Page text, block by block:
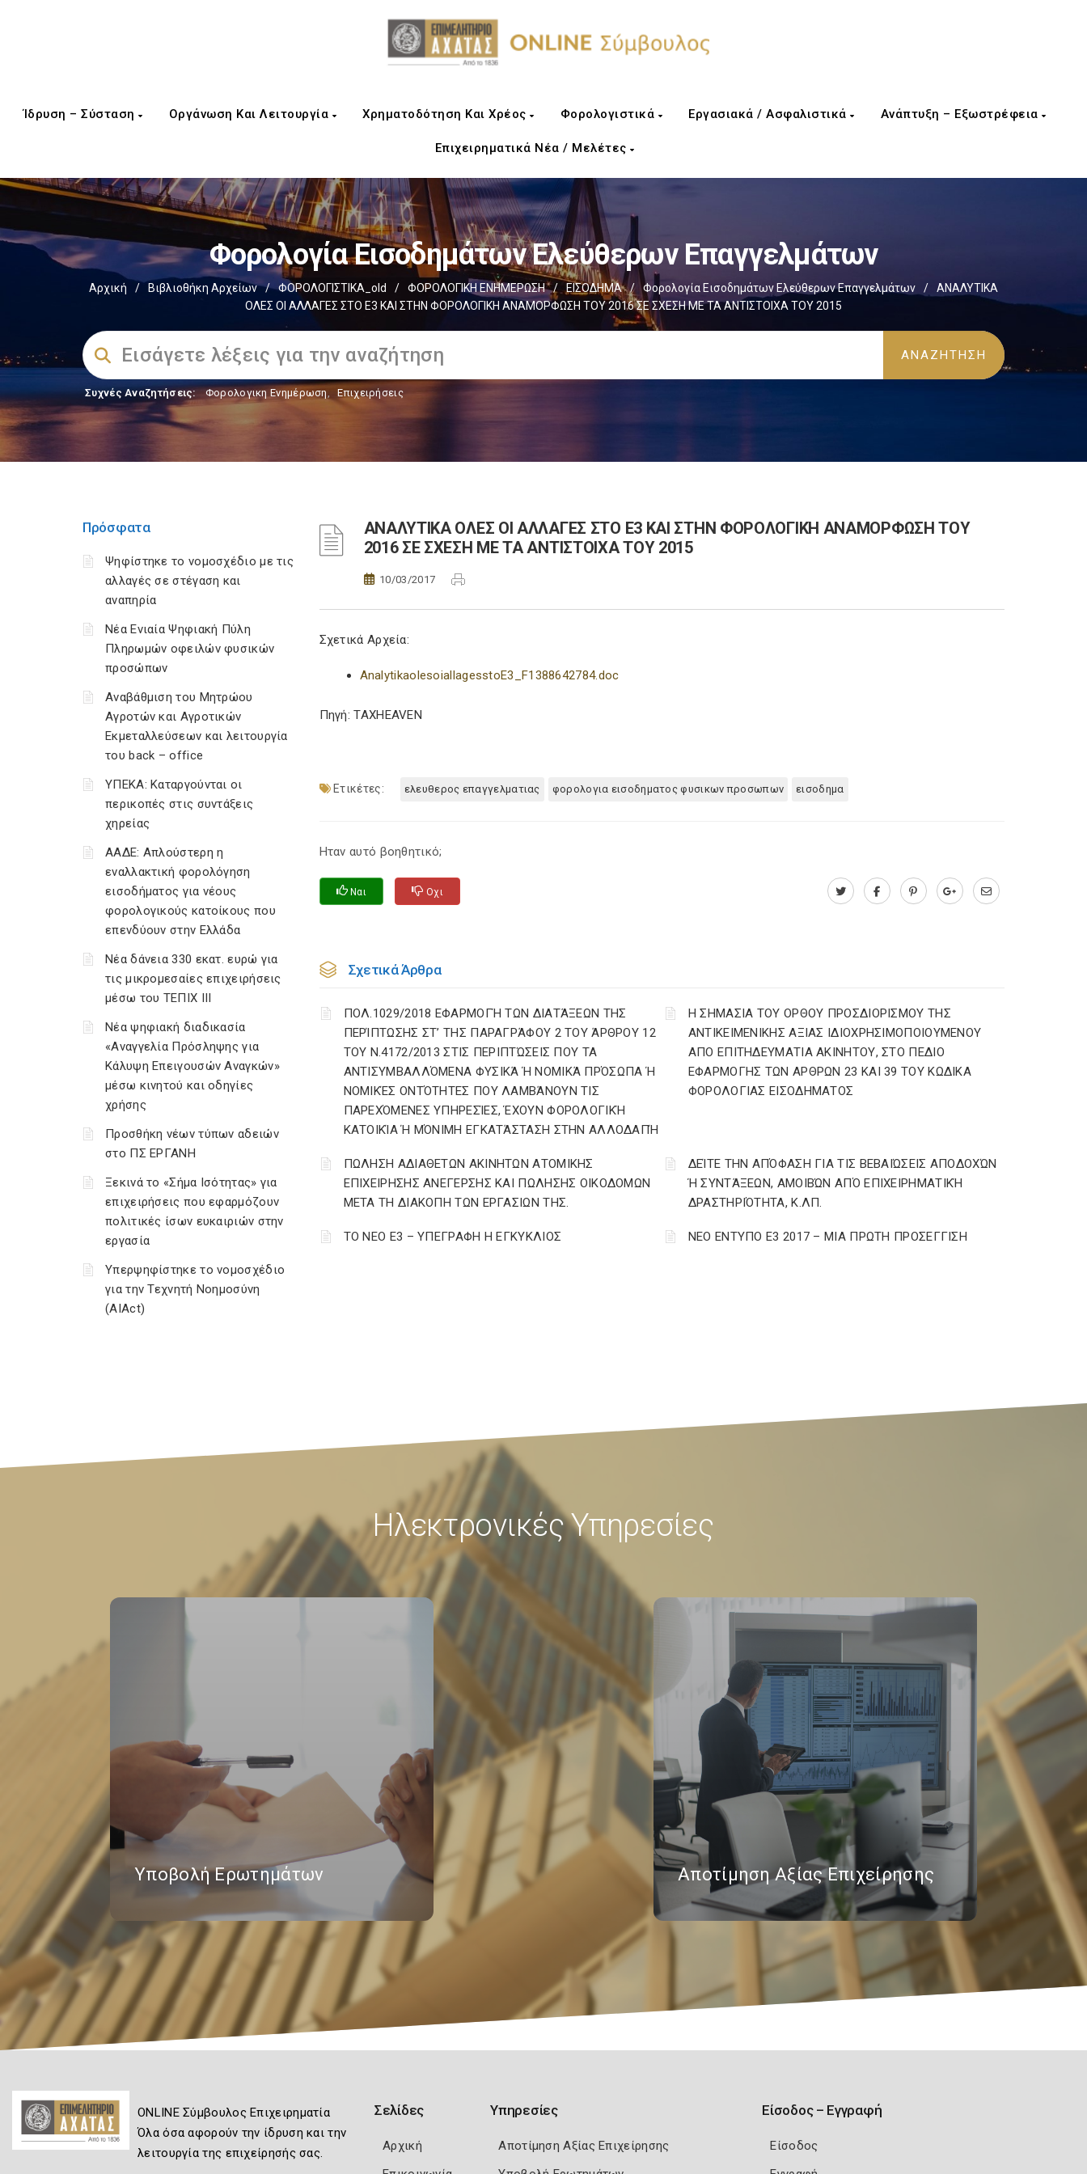
Ίδρυση – Σύσταση Οργάνωση Και Λειτουργία Χρηματοδότηση Και Χρέος Φορολογιστικά Εργασιακά / Ασφαλιστικά Ανάπτυξη – Εξωστρέφεια
Επιχειρηματικά Νέα / Μελέτες
Φορολογία Εισοδημάτων Ελεύθερων Επαγγελμάτων
Αρχική / Βιβλιοθήκη Αρχείων / ΦΟΡΟΛΟΓΙΣΤΙΚΑ_old / ΦΟΡΟΛΟΓΙΚΗ ΕΝΗΜΕΡΩΣΗ / ΕΙΣΟΔΗΜΑ / Φορολογία Εισοδημάτων Ελεύθερων Επαγγελμάτων /
ΑΝΑΛΥΤΙΚΑ
ΟΛΕΣ ΟΙ ΑΛΛΑΓΕΣ ΣΤΟ Ε3 ΚΑΙ ΣΤΗΝ ΦΟΡΟΛΟΓΙΚΗ ΑΝΑΜΟΡΦΩΣΗ ΤΟΥ 2016 ΣΕ ΣΧΕΣΗ ΜΕ ΤΑ ΑΝΤΙΣΤΟΙΧΑ ΤΟΥ 2015
Συχνές Αναζητήσεις: Φορολογικη Ενημέρωση, Επιχειρήσεις
Πρόσφατα
Ψηφίστηκε το νομοσχέδιο με τις
αλλαγές σε στέγαση και
αναπηρία
Νέα Ενιαία Ψηφιακή Πύλη
Πληρωμών οφειλών φυσικών
προσώπων
Αναβάθμιση του Μητρώου
Αγροτών και Αγροτικών
Εκμεταλλεύσεων και λειτουργία
του back – office
ΥΠΕΚΑ: Καταργούνται οι
περικοπές στις συντάξεις
χηρείας
ΑΑΔΕ: Απλούστερη η
εναλλακτική φορολόγηση
εισοδήματος για νέους
φορολογικούς κατοίκους που
επενδύουν στην Ελλάδα
Νέα δάνεια 330 εκατ. ευρώ για
τις μικρομεσαίες επιχειρήσεις
μέσω του ΤΕΠΙΧ ΙΙΙ
Νέα ψηφιακή διαδικασία
«Αναγγελία Πρόσληψης για
Κάλυψη Επειγουσών Αναγκών»
μέσω κινητού και οδηγίες
χρήσης
Προσθήκη νέων τύπων αδειών
στο ΠΣ ΕΡΓΑΝΗ
Ξεκινά το «Σήμα Ισότητας» για
επιχειρήσεις που εφαρμόζουν
πολιτικές ίσων ευκαιριών στην
εργασία
Υπερψηφίστηκε το νομοσχέδιο
για την Τεχνητή Νοημοσύνη
(AIAct)
ΑΝΑΛΥΤΙΚΑ ΟΛΕΣ ΟΙ ΑΛΛΑΓΕΣ ΣΤΟ Ε3 ΚΑΙ ΣΤΗΝ ΦΟΡΟΛΟΓΙΚΗ ΑΝΑΜΟΡΦΩΣΗ ΤΟΥ
2016 ΣΕ ΣΧΕΣΗ ΜΕ ΤΑ ΑΝΤΙΣΤΟΙΧΑ ΤΟΥ 2015
10/03/2017
Σχετικά Αρχεία:
AnalytikaolesoiallagesstoE3_F1388642784.doc
Πηγή: TAXHEAVEN
Ετικέτες: ελευθερος επαγγελματιας φορολογια εισοδηματος φυσικων προσωπων εισοδημα
Ηταν αυτό βοηθητικό;
Ναι Οχι
Σχετικά Άρθρα
ΠΟΛ.1029/2018 ΕΦΑΡΜΟΓΉ ΤΩΝ ΔΙΑΤΆΞΕΩΝ ΤΗΣ
ΠΕΡΊΠΤΩΣΗΣ ΣΤ’ ΤΗΣ ΠΑΡΑΓΡΆΦΟΥ 2 ΤΟΥ ΆΡΘΡΟΥ 12
ΤΟΥ Ν.4172/2013 ΣΤΙΣ ΠΕΡΙΠΤΏΣΕΙΣ ΠΟΥ ΤΑ
ΑΝΤΙΣΥΜΒΑΛΛΌΜΕΝΑ ΦΥΣΙΚΆ Ή ΝΟΜΙΚΆ ΠΡΌΣΩΠΑ Ή
ΝΟΜΙΚΈΣ ΟΝΤΌΤΗΤΕΣ ΠΟΥ ΛΑΜΒΆΝΟΥΝ ΤΙΣ
ΠΑΡΕΧΌΜΕΝΕΣ ΥΠΗΡΕΣΊΕΣ, ΈΧΟΥΝ ΦΟΡΟΛΟΓΙΚΉ
ΚΑΤΟΙΚΊΑ Ή ΜΌΝΙΜΗ ΕΓΚΑΤΆΣΤΑΣΗ ΣΤΗΝ ΑΛΛΟΔΑΠΉ
Η ΣΗΜΑΣΙΑ ΤΟΥ ΟΡΘΟΥ ΠΡΟΣΔΙΟΡΙΣΜΟΥ ΤΗΣ
ΑΝΤΙΚΕΙΜΕΝΙΚΗΣ ΑΞΙΑΣ ΙΔΙΟΧΡΗΣΙΜΟΠΟΙΟΥΜΕΝΟΥ
ΑΠΟ ΕΠΙΤΗΔΕΥΜΑΤΙΑ ΑΚΙΝΗΤΟΥ, ΣΤΟ ΠΕΔΙΟ
ΕΦΑΡΜΟΓΗΣ ΤΩΝ ΑΡΘΡΩΝ 23 ΚΑΙ 39 ΤΟΥ ΚΩΔΙΚΑ
ΦΟΡΟΛΟΓΙΑΣ ΕΙΣΟΔΗΜΑΤΟΣ
ΠΩΛΗΣΗ ΑΔΙΑΘΕΤΩΝ ΑΚΙΝΗΤΩΝ ΑΤΟΜΙΚΗΣ
ΕΠΙΧΕΙΡΗΣΗΣ ΑΝΕΓΕΡΣΗΣ ΚΑΙ ΠΩΛΗΣΗΣ ΟΙΚΟΔΟΜΩΝ
ΜΕΤΑ ΤΗ ΔΙΑΚΟΠΗ ΤΩΝ ΕΡΓΑΣΙΩΝ ΤΗΣ.
ΔΕΊΤΕ ΤΗΝ ΑΠΌΦΑΣΗ ΓΙΑ ΤΙΣ ΒΕΒΑΙΏΣΕΙΣ ΑΠΟΔΟΧΏΝ
Ή ΣΥΝΤΆΞΕΩΝ, ΑΜΟΙΒΏΝ ΑΠΌ ΕΠΙΧΕΙΡΗΜΑΤΙΚΉ
ΔΡΑΣΤΗΡΙΌΤΗΤΑ, Κ.ΛΠ.
ΤΟ ΝΕΟ Ε3 – ΥΠΕΓΡΑΦΗ Η ΕΓΚΥΚΛΙΟΣ ΝΕΟ ΕΝΤΥΠΟ Ε3 2017 – ΜΙΑ ΠΡΩΤΗ ΠΡΟΣΕΓΓΙΣΗ
Ηλεκτρονικές Υπηρεσίες
Υποβολή Ερωτημάτων Αποτίμηση Αξίας Επιχείρησης
ONLINE Σύμβουλος Επιχειρηματία
Όλα όσα αφορούν την ίδρυση και την
λειτουργία της επιχείρησής σας.
Σελίδες
Αρχική
Υπηρεσίες
Αποτίμηση Αξίας Επιχείρησης
Είσοδος – Εγγραφή
Είσοδος